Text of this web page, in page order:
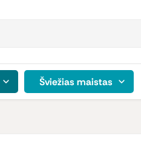
Šviežias maistas